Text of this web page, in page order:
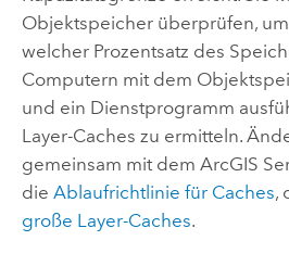
Objektspeicher überprüfen,
welcher Prozentsatz des
Computern mit dem
und ein Dienstprogramm
Layer-Caches zu ermitteln.
gemeinsam mit dem ArcGIS
die Ablaufrichtlinie für Caches,
große Layer-Caches.